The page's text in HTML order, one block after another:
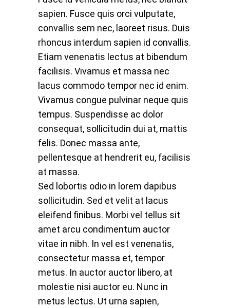
sapien. Fusce quis orci vulputate,
convallis sem nec, laoreet risus. Duis
rhoncus interdum sapien id convallis.
Etiam venenatis lectus at bibendum
facilisis. Vivamus et massa nec
lacus commodo tempor nec id enim.
Vivamus congue pulvinar neque quis
tempus. Suspendisse ac dolor
consequat, sollicitudin dui at, mattis
felis. Donec massa ante,
pellentesque at hendrerit eu, facilisis
at massa.
Sed lobortis odio in lorem dapibus
sollicitudin. Sed et velit at lacus
eleifend finibus. Morbi vel tellus sit
amet arcu condimentum auctor
vitae in nibh. In vel est venenatis,
consectetur massa et, tempor
metus. In auctor auctor libero, at
molestie nisi auctor eu. Nunc in
metus lectus. Ut urna sapien,